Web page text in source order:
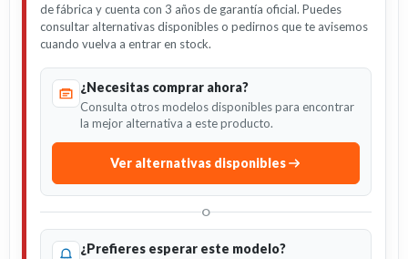
de fábrica y cuenta con 3 años de garantía oficial. Puedes
consultar alternativas disponibles o pedirnos que te avisemos
cuando vuelva a entrar en stock.
¿Necesitas comprar ahora?
Consulta otros modelos disponibles para encontrar
la mejor alternativa a este producto.
Ver alternativas disponibles
O
¿Prefieres esperar este modelo?